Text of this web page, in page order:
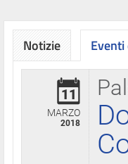
Notizie
11
MARZO
2018